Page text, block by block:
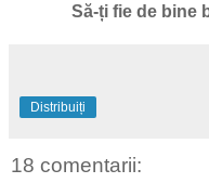
Să-ți fie de bine
Distribuiți
18 comentarii: